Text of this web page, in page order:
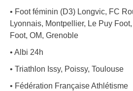
• Foot féminin (D3) Longvic, FC
Lyonnais, Montpellier, Le Puy
Foot, OM, Grenoble
• Albi 24h
• Triathlon Issy, Poissy, Toulouse
• Fédération Française Athlétisme